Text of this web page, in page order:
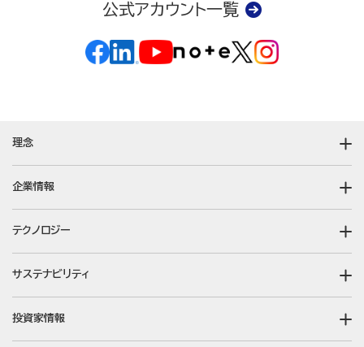
公式アカウント一覧
理念
企業情報
テクノロジー
サステナビリティ
投資家情報